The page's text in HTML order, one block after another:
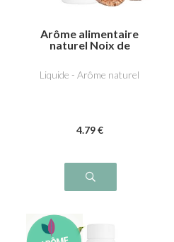
Arôme alimentaire
naturel Noix de
Liquide - Arôme naturel
4.79 €